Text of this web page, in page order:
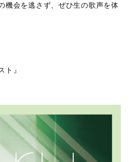
機会を逃さず、ぜひ生の歌声を体
ト』